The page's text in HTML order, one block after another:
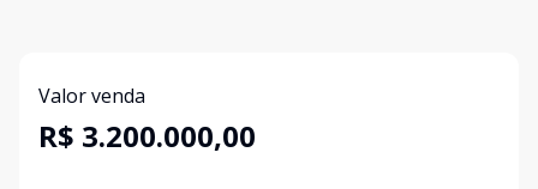
Valor venda
R$ 3.200.000,00